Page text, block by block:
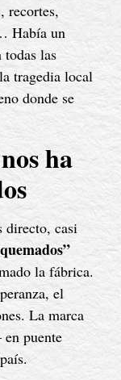
recortes,
Había un
todas las
tragedia local
donde se
ha
directo, casi
la fábrica.
el
La marca
puente